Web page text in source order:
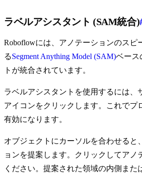
ラベルアシスタント (SAM統合)
Roboflowには、アノテーションのスピ
るSegment Anything Model (SAM)ベース
トが統合されています。
ラベルアシスタントを使用するには、
アイコンをクリックします。これでプ
有効になります。
オブジェクトにカーソルを合わせると
ョンを提案します。クリックしてアノ
ください。提案された領域の内側また